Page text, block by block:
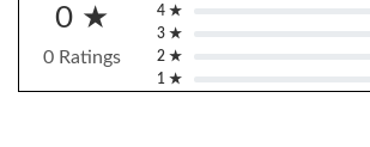
0 ★
0 Ratings
4 ★
3 ★
2 ★
1 ★